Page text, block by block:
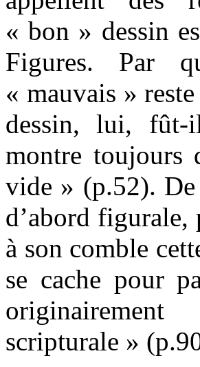
« bon » dessin
Figures. Par
« mauvais »
dessin, lui,
montre toujours
vide » (p.52). De
d’abord figurale,
à son comble
se cache pour
scripturale »